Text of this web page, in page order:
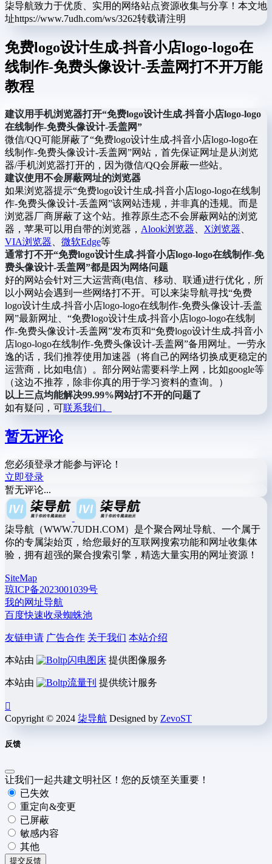
柒导航致力于优质、实用的网络站点资源收集与分享！ 本文地
址https://www.7udh.com/ws/3262转载请注明
免费logo设计生成-抖音小店logo-logo在
线制作-免费头像设计-丢盖网打不开万能
教程
建议用手机浏览器打开“免费logo设计生成-抖音小店logo-logo
在线制作-免费头像设计-丢盖网”
微信/QQ可能屏蔽了“免费logo设计生成-抖音小店logo-logo在
线制作-免费头像设计-丢盖网”网站，首先保证网址是从浏览
器/手机浏览器打开的，因为微信/QQ会屏蔽一些站。
建议使用不会屏蔽网址的浏览器
如果浏览器提示“免费logo设计生成-抖音小店logo-logo在线制
作-免费头像设计-丢盖网”该网站违规，并非真的违规。而是
浏览器厂商屏蔽了这个站。推荐原生态不会屏蔽网站的浏览
器，苹果可以用自带的浏览器， Alook浏览器 X浏览器
VIA浏览器
微软Edge等
通常打不开“免费logo设计生成-抖音小店logo-logo在线制作-免
费头像设计-丢盖网”都是因为网络问题
好的网站会针对三大运营商(电信、移动、联通)进行优化，所
以小网站会遇到一些网络打不开。可以来柒导航寻找“免费
logo设计生成-抖音小店logo-logo在线制作-免费头像设计-丢盖
网”最新网址、“免费logo设计生成-抖音小店logo-logo在线制
作-免费头像设计-丢盖网”发布页和“免费logo设计生成-抖音小
店logo-logo在线制作-免费头像设计-丢盖网”备用网址。一劳永
逸的话，我们推荐使用加速器（将自己的网络切换成更稳定的
运营商，比如电信）。部分网站需要科学上网，比如google等
（这边不推荐，除非你真的用于学习资料的查询。）
以上三点均能解决99.99%网站打不开的问题了
如有疑问，可联系我们。
暂无评论
您必须登录才能参与评论！
立即登录
暂无评论...
柒导航（WWW.7UDH.COM）是个聚合网址导航、一个属于
你的专属柒始页，给您最好的互联网搜索功能和网址收集体
验，拥有超强的聚合搜索引擎，精选大量实用的网址资源！
SiteMap
琼ICP备2023001039号
我的网址导航
百度快速收录蜘蛛池
友链申请 广告合作 关于我们 本站介绍
本站由 闪电图床 提供图像服务
本站由 流量刊 提供统计服务
Copyright © 2024 柒导航 Designed by ZevoST
反馈
让我们一起共建文明社区！您的反馈至关重要！
已失效
重定向&变更
已屏蔽
敏感内容
其他
提交反馈